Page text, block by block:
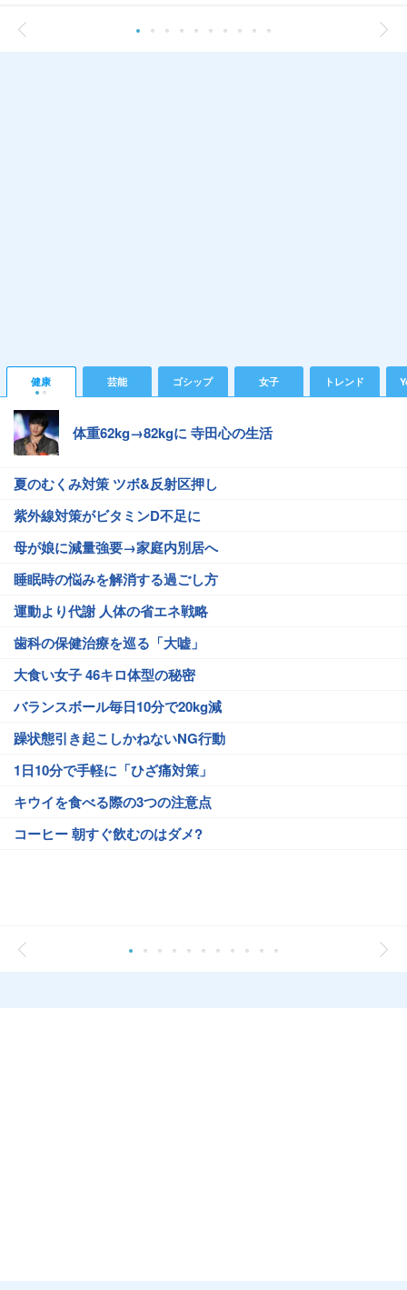
健康 芸能 ゴシップ 女子 トレンド
体重62kg→82kgに 寺田心の生活
夏のむくみ対策 ツボ&反射区押し
紫外線対策がビタミンD不足に
母が娘に減量強要→家庭内別居へ
睡眠時の悩みを解消する過ごし方
運動より代謝 人体の省エネ戦略
歯科の保健治療を巡る「大嘘」
大食い女子 46キロ体型の秘密
バランスボール毎日10分で20kg減
躁状態引き起こしかねないNG行動
1日10分で手軽に「ひざ痛対策」
キウイを食べる際の3つの注意点
コーヒー 朝すぐ飲むのはダメ?